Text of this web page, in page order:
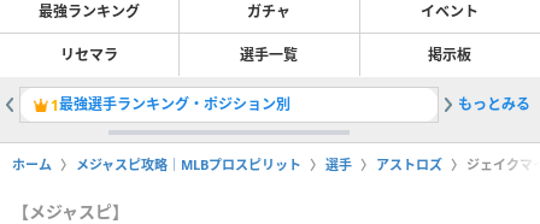
最強ランキング ガチャ イベント
リセマラ 選手一覧 掲示板
1最強選手ランキング・ポジション別 2レジェ
もっとみる
ホーム メジャスピ攻略｜MLBプロスピリット 選手 アストロズ ジェイクマ
【メジャスピ】